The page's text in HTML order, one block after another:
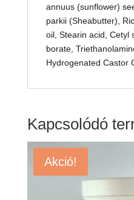
annuus (sunflower)
parkii (Sheabutter),
oil, Stearin acid, Cetyl
borate,
Hydrogenated Castor
Kapcsolódó
Akció!